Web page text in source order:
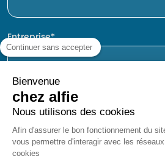
Entreprise
E-mail
Continuer sans accepter
Bienvenue
chez alfie
Nous utilisons des cookies
Afin d'assurer le bon fonctionnement
du site, mesurer son audience et vous
réseaux sociaux nous utilisons des cookies